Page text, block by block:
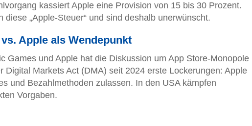
kassiert Apple eine Provision von 15 bis 30 Prozent.
„Apple-Steuer“ und sind deshalb unerwünscht.
Apple als Wendepunkt
Games und Apple hat die Diskussion um App Store-Monopole
Digital Markets Act (DMA) seit 2024 erste Lockerungen: Apple
und Bezahlmethoden zulassen. In den USA kämpfen
Vorgaben.